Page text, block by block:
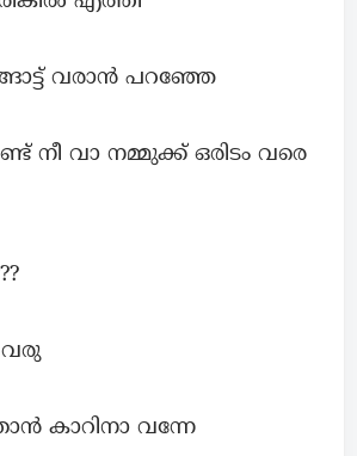
വരാൻ പറഞ്ഞേ
നീ വാ നമ്മുക്ക് ഒരിടം വരെ
വരു
കാറിനാ വന്നേ